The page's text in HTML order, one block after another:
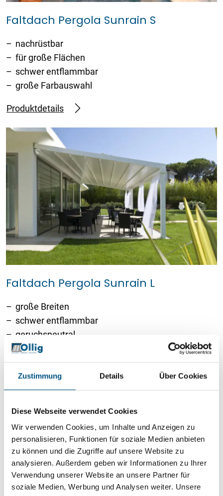
Zustimmung Details Über Cookies
Diese Webseite verwendet Cookies
Wir verwenden Cookies, um Inhalte und Anzeigen zu
personalisieren, Funktionen für soziale Medien anbieten
zu können und die Zugriffe auf unsere Website zu
analysieren. Außerdem geben wir Informationen zu Ihrer
Verwendung unserer Website an unsere Partner für
soziale Medien, Werbung und Analysen weiter. Unsere
Faltdach Pergola Sunrain S
nachrüstbar
für große Flächen
schwer entflammbar
große Farbauswahl
Produktdetails
Faltdach Pergola Sunrain L
große Breiten
schwer entflammbar
geruchsneutral
wasserfest und windstabil
Produktdetails